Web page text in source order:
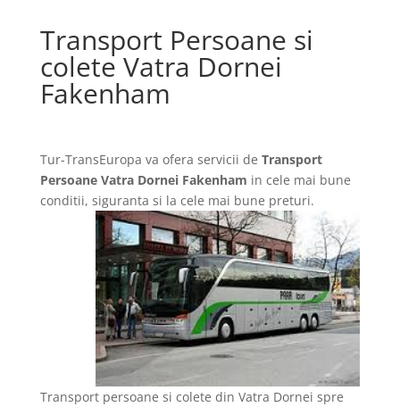
Transport Persoane si
colete Vatra Dornei
Fakenham
Tur-TransEuropa va ofera servicii de Transport
Persoane Vatra Dornei Fakenham in cele mai bune
conditii, siguranta si la cele mai bune preturi.
Transport persoane si colete din Vatra Dornei spre